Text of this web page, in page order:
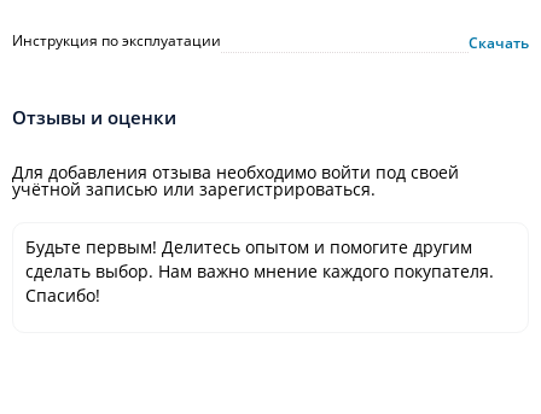
Инструкция по эксплуатации Скачать
Отзывы и оценки
Для добавления отзыва необходимо войти под своей
учётной записью или зарегистрироваться.
Будьте первым! Делитесь опытом и помогите другим
сделать выбор. Нам важно мнение каждого покупателя.
Спасибо!